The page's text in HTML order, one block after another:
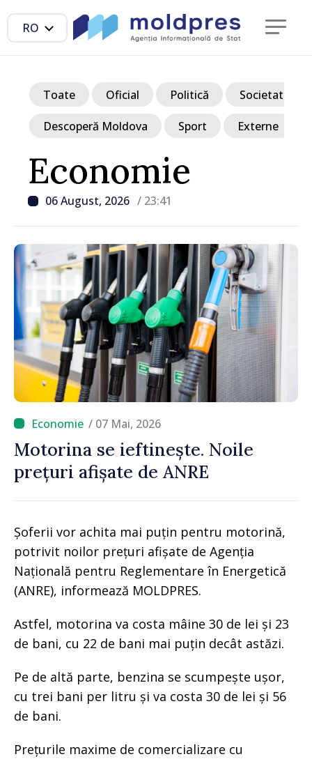
RO
Economie
06 August, 2026 / 23:41
Toate Oficial Politică Societate
Descoperă Moldova Sport Externe
/ 07 Mai, 2026
Motorina se ieftinește. Noile
prețuri afișate de ANRE
Șoferii vor achita mai puțin pentru motorină,
potrivit noilor prețuri afișate de Agenția
Națională pentru Reglementare în Energetică
(ANRE), informează MOLDPRES.
Astfel, motorina va costa mâine 30 de lei și 23
de bani, cu 22 de bani mai puțin decât astăzi.
Pe de altă parte, benzina se scumpește ușor,
cu trei bani per litru și va costa 30 de lei și 56
de bani.
Prețurile maxime de comercializare cu